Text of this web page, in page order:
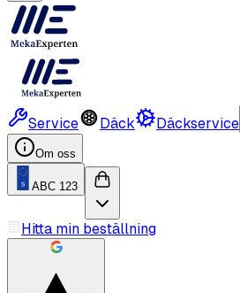
Service Däck Däckservice
Om oss
ABC 123
Hitta min beställning